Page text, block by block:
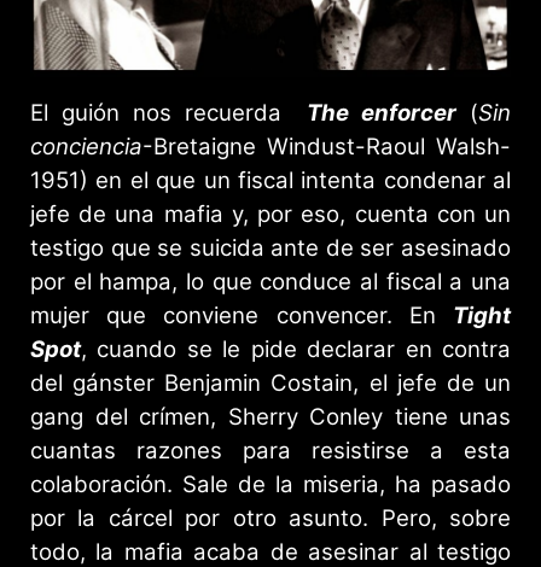
El guión nos recuerda The enforcer (Sin
conciencia-Bretaigne Windust-Raoul Walsh-
1951) en el que un fiscal intenta condenar al
jefe de una mafia y, por eso, cuenta con un
testigo que se suicida ante de ser asesinado
por el hampa, lo que conduce al fiscal a una
mujer que conviene convencer. En Tight
Spot, cuando se le pide declarar en contra
del gánster Benjamin Costain, el jefe de un
gang del crímen, Sherry Conley tiene unas
cuantas razones para resistirse a esta
colaboración. Sale de la miseria, ha pasado
por la cárcel por otro asunto. Pero, sobre
todo, la mafia acaba de asesinar al testigo